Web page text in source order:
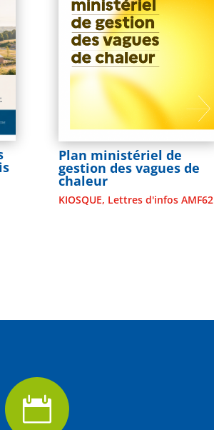
Plan ministériel de
gestion des vagues de
chaleur
KIOSQUE, Lettres d'infos AMF62
